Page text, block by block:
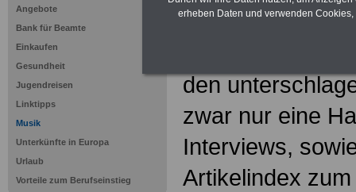
Angebote
Bank für Beamte
Einkaufen
Gesundheit
Jugendreisen
Linktipps
Musik
Unterkünfte in Europa
Urlaub
Vorteile zum Berufseinstieg
Rubrik "Film"
den
zwar nur eine
Interviews,
Artikelindex
erheben Daten und verwenden